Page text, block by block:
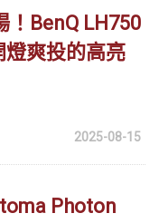
！BenQ LH750
燈爽投的高亮
2025-08-15
Photon